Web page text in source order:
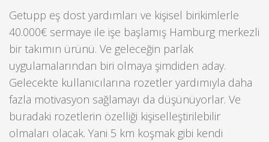
Getupp eş dost yardımları ve kişisel birikimlerle
40.000€ sermaye ile işe başlamış Hamburg merkezli
bir takımın ürünü. Ve geleceğin parlak
uygulamalarından biri olmaya şimdiden aday.
Gelecekte kullanıcılarına rozetler yardımıyla daha
fazla motivasyon sağlamayı da düşünüyorlar. Ve
buradaki rozetlerin özelliği kişiselleştirilebilir
olmaları olacak. Yani 5 km koşmak gibi kendi